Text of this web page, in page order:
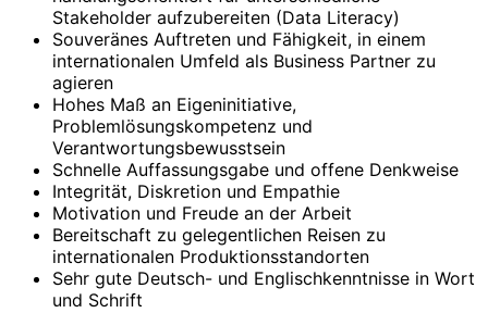
Stakeholder aufzubereiten (Data Literacy)
Souveränes Auftreten und Fähigkeit, in einem
internationalen Umfeld als Business Partner zu
agieren
Hohes Maß an Eigeninitiative,
Problemlösungskompetenz und
Verantwortungsbewusstsein
Schnelle Auffassungsgabe und offene Denkweise
Integrität, Diskretion und Empathie
Motivation und Freude an der Arbeit
Bereitschaft zu gelegentlichen Reisen zu
internationalen Produktionsstandorten
Sehr gute Deutsch- und Englischkenntnisse in Wort
und Schrift